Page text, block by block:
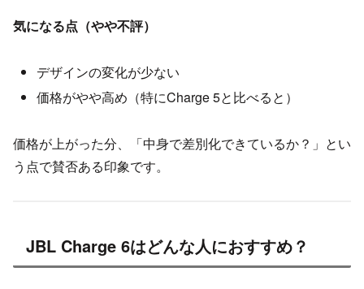
気になる点（やや不評）
デザインの変化が少ない
価格がやや高め（特にCharge 5と比べると）
価格が上がった分、「中身で差別化できているか？」とい
う点で賛否ある印象です。
JBL Charge 6はどんな人におすすめ？